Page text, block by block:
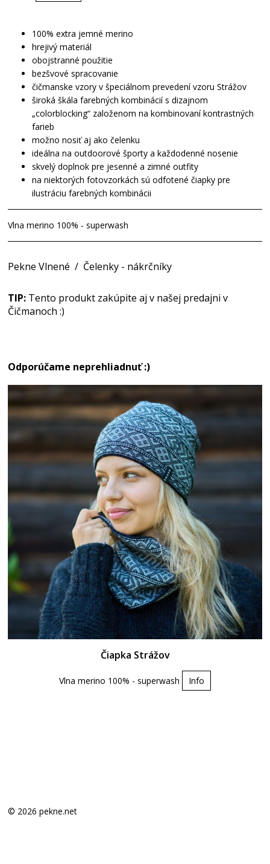
100% extra jemné merino
hrejivý materiál
obojstranné použitie
bezšvové spracovanie
čičmanske vzory v špeciálnom prevedení vzoru Strážov
široká škála farebných kombinácií s dizajnom
„colorblocking“ založenom na kombinovaní kontrastných
farieb
možno nosiť aj ako čelenku
ideálna na outdoorové športy a každodenné nosenie
skvelý doplnok pre jesenné a zimné outfity
na niektorých fotovzorkách sú odfotené čiapky pre
ilustráciu farebných kombinácii
Vlna merino 100% - superwash
Pekne Vlnené / Čelenky - nákrčníky
TIP: Tento produkt zakúpite aj v našej predajni v
Čičmanoch :)
Odporúčame neprehliadnuť :)
Čiapka Strážov
Vlna merino 100% - superwash Info
© 2026 pekne.net